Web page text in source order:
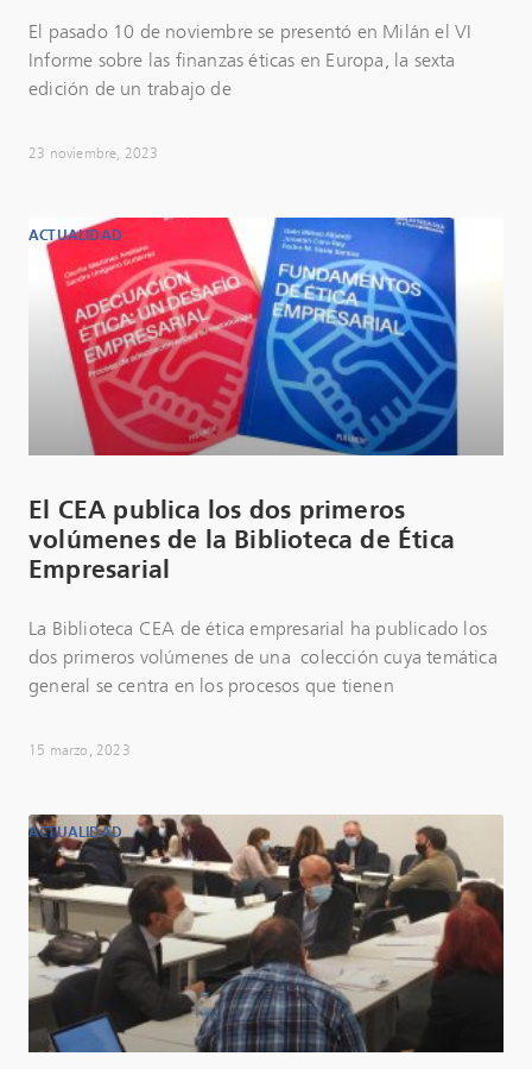
El pasado 10 de noviembre se presentó en Milán el VI
Informe sobre las finanzas éticas en Europa, la sexta
edición de un trabajo de
23 noviembre, 2023
ACTUALIDAD
El CEA publica los dos primeros
volúmenes de la Biblioteca de Ética
Empresarial
La Biblioteca CEA de ética empresarial ha publicado los
dos primeros volúmenes de una colección cuya temática
general se centra en los procesos que tienen
15 marzo, 2023
ACTUALIDAD